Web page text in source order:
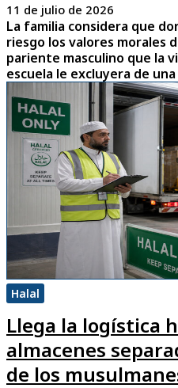
11 de julio de 2026
La familia considera que
riesgo los valores morales
pariente masculino que la
escuela le excluyera de
Halal
Llega la logística
almacenes
de los